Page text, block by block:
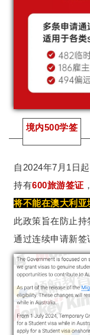
境内500学签
自2024年7月1日起
持有600旅游签证
将不能在澳大利
此政策旨在防止持
通过连续申请新签